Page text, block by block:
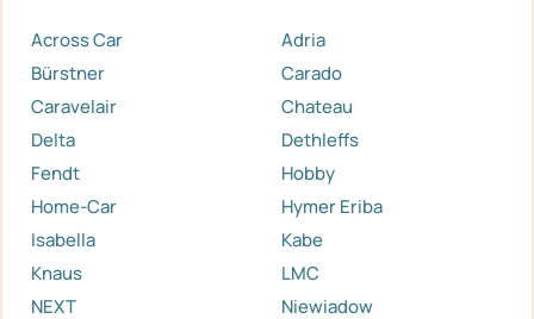
Across Car
Adria
Bürstner
Carado
Caravelair
Chateau
Delta
Dethleffs
Fendt
Hobby
Home-Car
Hymer Eriba
Isabella
Kabe
Knaus
LMC
NEXT
Niewiadow